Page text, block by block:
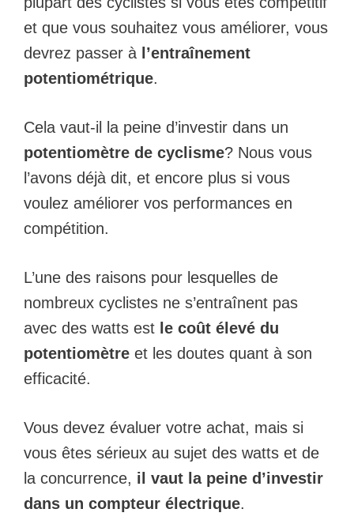
et que vous souhaitez vous améliorer, vous
devrez passer à l’entraînement
potentiométrique.
Cela vaut-il la peine d’investir dans un
potentiomètre de cyclisme? Nous vous
l’avons déjà dit, et encore plus si vous
voulez améliorer vos performances en
compétition.
L’une des raisons pour lesquelles de
nombreux cyclistes ne s’entraînent pas
avec des watts est le coût élevé du
potentiomètre et les doutes quant à son
efficacité.
Vous devez évaluer votre achat, mais si
vous êtes sérieux au sujet des watts et de
la concurrence, il vaut la peine d’investir
dans un compteur électrique.